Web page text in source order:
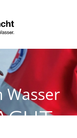
Wasser